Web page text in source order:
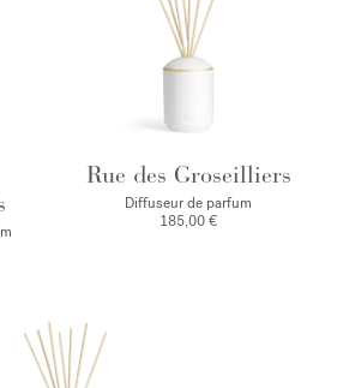
Rue des Groseilliers
Diffuseur de parfum
185,00 €